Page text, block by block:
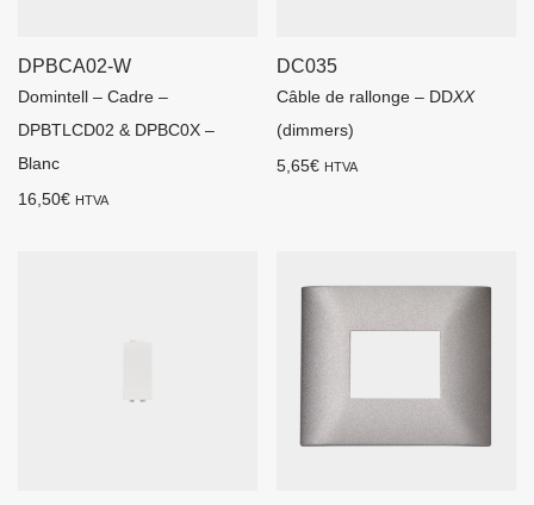
DPBCA02-W
Domintell – Cadre –
DPBTLCD02 & DPBC0X –
Blanc
16,50€ HTVA
DC035
Câble de rallonge – DDXX
(dimmers)
5,65€ HTVA